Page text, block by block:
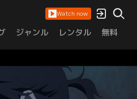
Watch now
ジャンル レンタル 無料